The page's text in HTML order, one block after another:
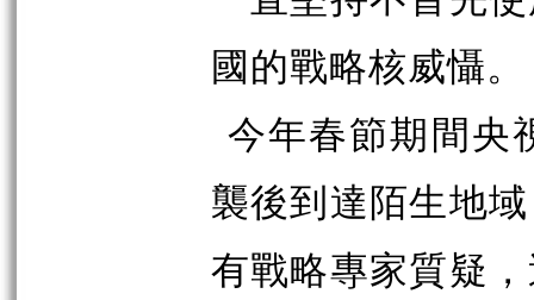
國的戰略核威懾。
今年春節期間央
襲後到達陌生地
有戰略專家質疑